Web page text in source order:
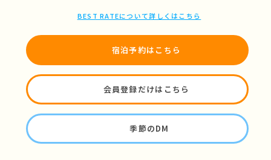
BEST RATEについて詳しくはこちら
宿泊予約はこちら
会員登録だけはこちら
季節のDM